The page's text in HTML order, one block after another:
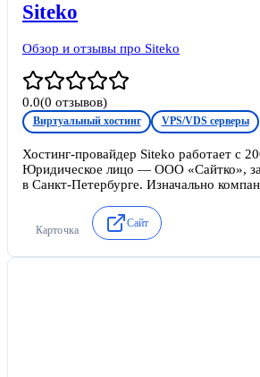
Siteko
Обзор и отзывы про Siteko
0.0(0 отзывов)
Виртуальный хостинг VPS/VDS серверы
Хостинг-провайдер Siteko работает с
Юридическое лицо — ООО «Сайтко»,
в Санкт-Петербурге. Изначально
небольших проектов. К 2026 году
расширился до виртуальных и
Карточка
Сайт